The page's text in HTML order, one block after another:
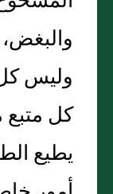
وليس
كل متبع
يطيع